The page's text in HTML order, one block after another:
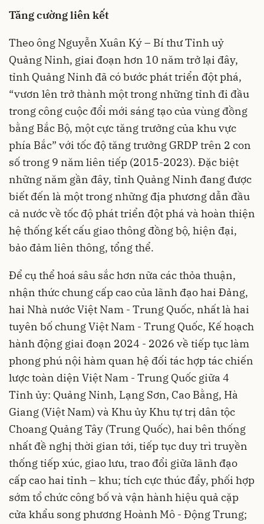
Tăng cường liên kết
Theo ông Nguyễn Xuân Ký – Bí thư Tỉnh uỷ
Quảng Ninh, giai đoạn hơn 10 năm trở lại đây,
tỉnh Quảng Ninh đã có bước phát triển đột phá,
“vươn lên trở thành một trong những tỉnh đi đầu
trong công cuộc đổi mới sáng tạo của vùng đồng
bằng Bắc Bộ, một cực tăng trưởng của khu vực
phía Bắc” với tốc độ tăng trưởng GRDP trên 2 con
số trong 9 năm liên tiếp (2015-2023). Đặc biệt
những năm gần đây, tỉnh Quảng Ninh đang được
biết đến là một trong những địa phương dẫn đầu
cả nước về tốc độ phát triển đột phá và hoàn thiện
hệ thống kết cấu giao thông đồng bộ, hiện đại,
bảo đảm liên thông, tổng thể.
Để cụ thể hoá sâu sắc hơn nữa các thỏa thuận,
nhận thức chung cấp cao của lãnh đạo hai Đảng,
hai Nhà nước Việt Nam - Trung Quốc, nhất là hai
tuyên bố chung Việt Nam - Trung Quốc, Kế hoạch
hành động giai đoạn 2024 - 2026 về tiếp tục làm
phong phú nội hàm quan hệ đối tác hợp tác chiến
lược toàn diện Việt Nam - Trung Quốc giữa 4
Tỉnh ủy: Quảng Ninh, Lạng Sơn, Cao Bằng, Hà
Giang (Việt Nam) và Khu ủy Khu tự trị dân tộc
Choang Quảng Tây (Trung Quốc), hai bên thống
nhất đề nghị thời gian tới, tiếp tục duy trì truyền
thống tiếp xúc, giao lưu, trao đổi giữa lãnh đạo
cấp cao hai tỉnh – khu; tích cực thúc đẩy, phối hợp
sớm tổ chức công bố và vận hành hiệu quả cặp
cửa khẩu song phương Hoành Mô - Động Trung;